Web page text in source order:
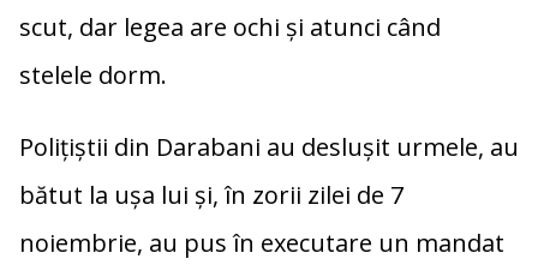
scut, dar legea are ochi și atunci când
stelele dorm.
Polițiștii din Darabani au deslușit urmele, au
bătut la ușa lui și, în zorii zilei de 7
noiembrie, au pus în executare un mandat